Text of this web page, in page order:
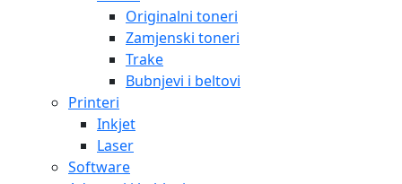
Originalni toneri
Zamjenski toneri
Trake
Bubnjevi i beltovi
Printeri
Inkjet
Laser
Software